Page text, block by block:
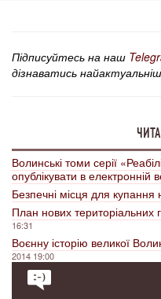
Підписуйтесь на наш
дізнаватись
Волинські томи серії
опублікувати в електронній
Безпечні місця для купання
План нових територіальних
16:31
Воєнну історію великої
2014 19:00